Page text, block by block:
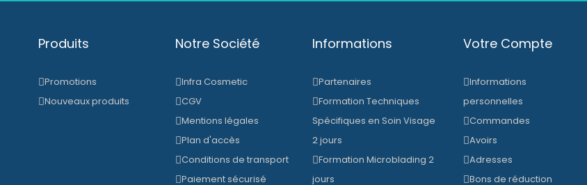
Produits
Promotions
Nouveaux produits
Notre Société
Infra Cosmetic
CGV
Mentions légales
Plan d'accès
Conditions de transport
Paiement sécurisé
Informations
Partenaires
Formation Techniques
Spécifiques en Soin Visage
2 jours
Formation Microblading 2
jours
Votre Compte
Informations
personnelles
Commandes
Avoirs
Adresses
Bons de réduction